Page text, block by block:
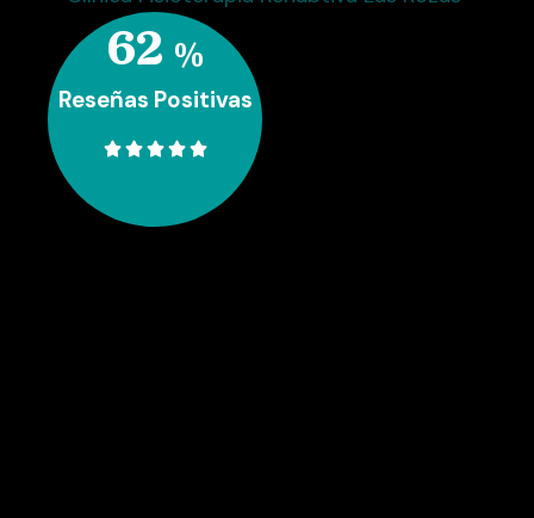
93 %
Reseñas Positivas